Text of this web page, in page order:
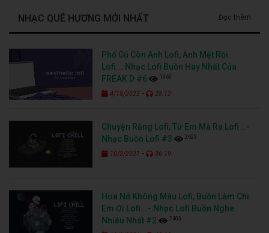
NHẠC QUÊ HƯƠNG MỚI NHẤT Đọc thêm
Phố Cũ Còn Anh Lofi, Anh Mệt Rồi
Lofi... Nhạc Lofi Buồn Hay Nhất Của
FREAK D #6
1969
4/18/2022 - 28:12
Chuyện Rằng Lofi, Từ Em Mà Ra Lofi...-
Nhạc Buồn Lofi #3
2629
10/2/2021 - 36:19
Hoa Nở Không Màu Lofi, Buồn Làm Chi
Em Ơi Lofi...- Nhạc Lofi Buồn Nghe
Nhiều Nhất #2
2403